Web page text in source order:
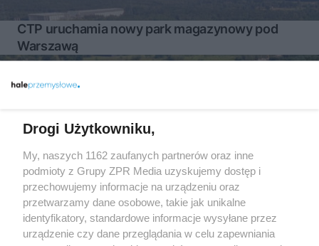
CTP uruchamia nowy park magazynowy pod
Warszawą
Żaden utwór zamieszczony w serwisie nie może być powielany i
rozpowszechniany lub dalej rozpowszechniany w jakikolwiek sposób
(w tym także elektroniczny lub mechaniczny) na jakimkolwiek polu
eksploatacji w jakiejkolwiek formie, włącznie z umieszczaniem w
Internecie bez pisemnej zgody właściciela praw. Jakiekolwiek użycie
lub wykorzystanie utworów w całości lub w części z naruszeniem
prawa, tzn. bez właściwej zgody, jest zabronione pod groźbą kary i
może być ścigane prawnie.
Drogi Użytkowniku,
My, naszych 1162 zaufanych partnerów oraz inne
podmioty z Grupy ZPR Media uzyskujemy dostęp i
przechowujemy informacje na urządzeniu oraz
przetwarzamy dane osobowe, takie jak unikalne
identyfikatory, standardowe informacje wysyłane przez
urządzenie czy dane przeglądania w celu zapewniania